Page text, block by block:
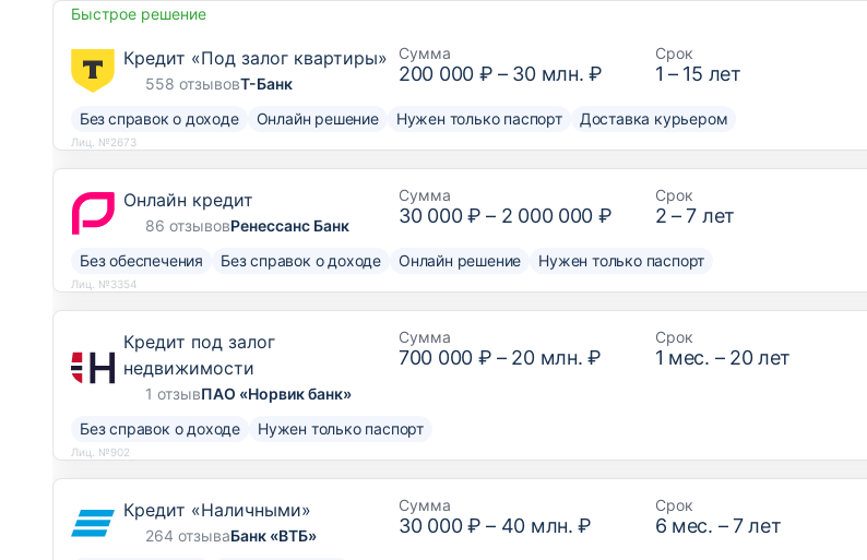
Быстрое решение
Кредит «Под залог квартиры»
558 отзывовТ-Банк
Сумма
200 000 ₽ – 30 млн. ₽
Срок
1 – 15 лет
Без справок о доходе Онлайн решение Нужен только паспорт Доставка курьером
Лиц. №2673
Онлайн кредит
86 отзывовРенессанс Банк
Сумма
30 000 ₽ – 2 000 000 ₽
Срок
2 –7 лет
Без обеспечения Без справок о доходе Онлайн решение Нужен только паспорт
Лиц. №3354
Кредит под залог
недвижимости
1 отзывПАО «Норвик банк»
Сумма
700 000 ₽ – 20 млн. ₽
Срок
1 мес. – 20лет
Без справок о доходе Нужен только паспорт
Лиц. №902
Кредит «Наличными»
264 отзываБанк «ВТБ»
Сумма
30 000 ₽ – 40 млн. ₽
Срок
6 мес. –7лет